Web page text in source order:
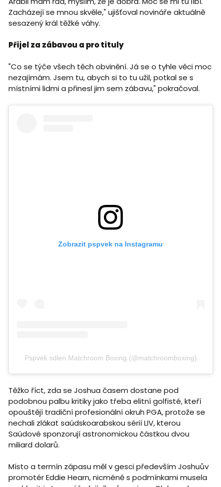
Zacházejí se mnou skvěle," ujišťoval novináře aktuálně
sesazený král těžké váhy.
Přijel za zábavou a pro tituly
"Co se týče všech těch obvinění. Já se o tyhle věci moc
nezajímám. Jsem tu, abych si to tu užil, potkal se s
místními lidmi a přinesl jim sem zábavu," pokračoval.
Zobrazit pspvek na Instagramu
Pspvek sdlen Matchroom Boxing (@matchroomboxing)
Těžko říct, zda se Joshua časem dostane pod
podobnou palbu kritiky jako třeba elitní golfisté, kteří
opouštějí tradiční profesionální okruh PGA, protože se
nechali zlákat saúdskoarabskou sérií LIV, kterou
Saúdové sponzorují astronomickou částkou dvou
miliard dolarů.
Místo a termín zápasu měl v gesci především Joshuův
promotér Eddie Hearn, nicméně s podmínkami musela